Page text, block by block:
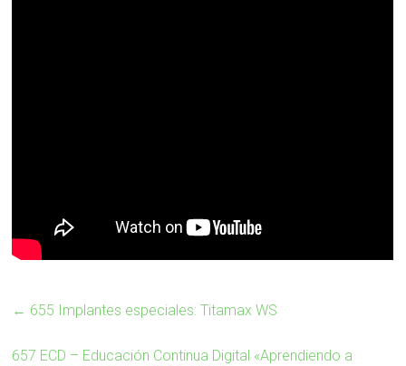
← 655 Implantes especiales: Titamax WS
657 ECD – Educación Continua Digital «Aprendiendo a